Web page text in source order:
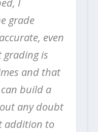
I
grade
even
grading is
and that
build a
any doubt
addition to